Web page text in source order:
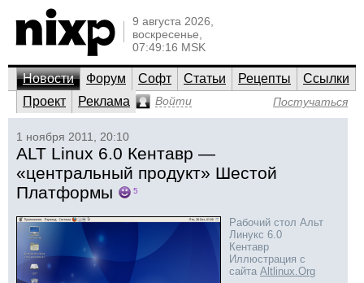
9 августа 2026,
воскресенье,
07:49:16 MSK
Новости Форум Софт Статьи Рецепты
Ссылки
Проект
Реклама Войти Постучаться
1 ноября 2011, 20:10
ALT Linux 6.0 Кентавр —
«центральный продукт» Шестой
Платформы
5
Рабочий стол Альт
Линукс 6.0
Кентавр
Иллюстрация с
сайта Altlinux.Org